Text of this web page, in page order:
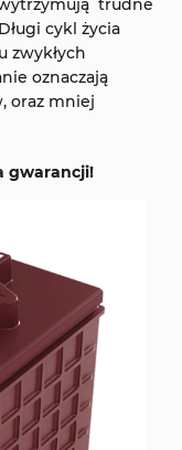
trudne
cykl życia
zwykłych
oznaczają
oraz mniej
gwarancji!